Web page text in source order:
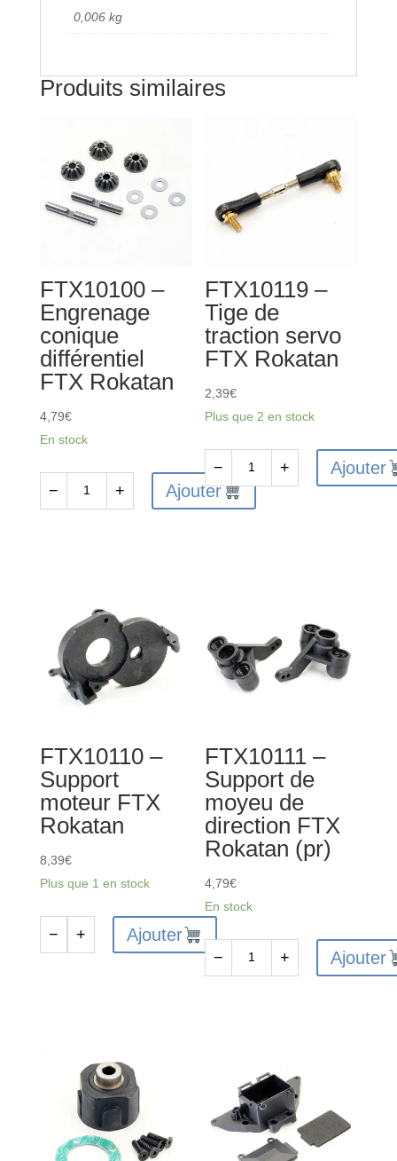
0,006 kg
Produits similaires
FTX10100 –
Engrenage
conique
différentiel
FTX Rokatan
4,79€
En stock
différentiel
FTX
Rokatan
− + Ajouter
FTX10119 –
Tige de
traction servo
FTX Rokatan
2,39€
Plus que 2 en stock
de
servo
FTX
Rokatan
− + Ajouter
FTX10110 –
Support
moteur FTX
Rokatan
8,39€
Plus que 1 en stock
Rokatan
− + Ajouter
FTX10111 –
Support de
moyeu de
direction FTX
Rokatan (pr)
4,79€
En stock
moyeu
de
direction
− + Ajouter